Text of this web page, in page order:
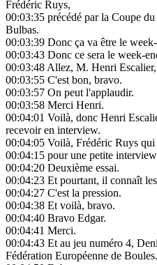
Frédéric Ruys,
00:03:35 précédé par la Coupe
Bulbas.
00:03:39 Donc ça va être le
00:03:43 Donc ce sera le week-
00:03:48Allez, M. Henri
00:03:55 C'est bon, bravo.
00:03:57 On peut l'applaudir.
00:03:58 Merci Henri.
00:04:01 Voilà, donc Henri
recevoir en interview.
00:04:05 Voilà, Frédéric Ruys
00:04:15 pour une petite
00:04:20 Deuxième essai.
00:04:23 Et pourtant, il connaît
00:04:27 C'est la pression.
00:04:38 Et voilà, bravo.
00:04:40 Bravo Edgar.
00:04:41 Merci.
00:04:43 Et au jeu numéro 4,
Fédération Européenne de Boules.